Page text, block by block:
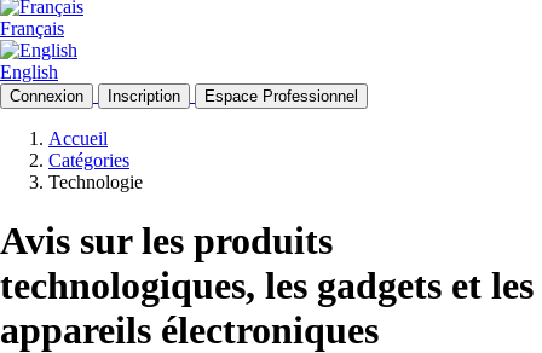
Français
English
Connexion Inscription Espace Professionnel
Accueil
Catégories
Technologie
Avis sur les produits
technologiques, les gadgets et les
appareils électroniques